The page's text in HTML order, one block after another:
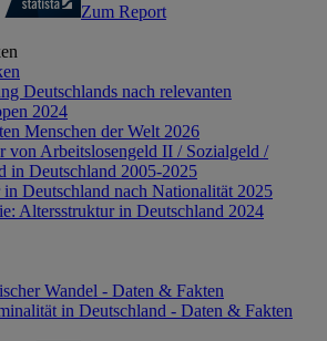
Zum Report
Deutschlands nach relevanten
2024
Menschen der Welt 2026
von Arbeitslosengeld II / Sozialgeld /
in Deutschland 2005-2025
in Deutschland nach Nationalität 2025
Altersstruktur in Deutschland 2024
Wandel - Daten & Fakten
in Deutschland - Daten & Fakten